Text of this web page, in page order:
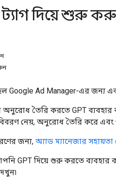
ট্যাগ দিয়ে শুরু
Google Ad Manager-এর জন্য
অনুরোধ তৈরি করতে GPT
নেয়, অনুরোধ তৈরি করে এবং
জন্য, অ্যাড ম্যানেজার সহায়তা
GPT দিয়ে শুরু করতে